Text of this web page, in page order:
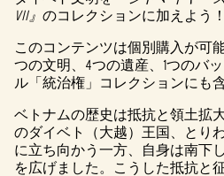
c
e
p
t
&
VII』 のコレクションに加えよう
このコンテンツは個別購入が可
つの文明、4つの遺産、1つのバ
ル「統治権」コレクションにも
ベトナムの歴史は抵抗と領土拡
のダイベト（大越）王国、とり
に立ち向かう一方、自身は南下
を広げました。こうした抵抗と